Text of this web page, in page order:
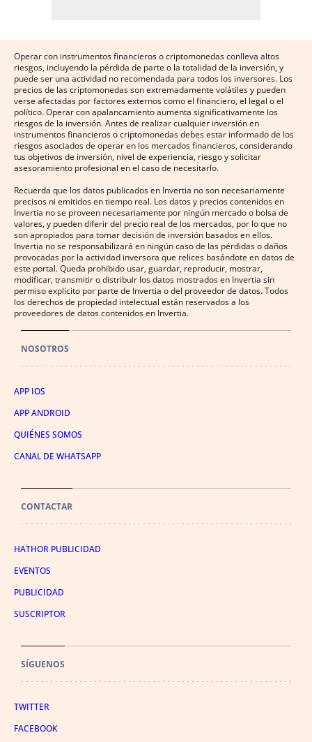
Operar con instrumentos financieros o criptomonedas conlleva altos
riesgos, incluyendo la pérdida de parte o la totalidad de la inversión, y
puede ser una actividad no recomendada para todos los inversores. Los
precios de las criptomonedas son extremadamente volátiles y pueden
verse afectadas por factores externos como el financiero, el legal o el
político. Operar con apalancamiento aumenta significativamente los
riesgos de la inversión. Antes de realizar cualquier inversión en
instrumentos financieros o criptomonedas debes estar informado de los
riesgos asociados de operar en los mercados financieros, considerando
tus objetivos de inversión, nivel de experiencia, riesgo y solicitar
asesoramiento profesional en el caso de necesitarlo.
Recuerda que los datos publicados en Invertia no son necesariamente
precisos ni emitidos en tiempo real. Los datos y precios contenidos en
Invertia no se proveen necesariamente por ningún mercado o bolsa de
valores, y pueden diferir del precio real de los mercados, por lo que no
son apropiados para tomar decisión de inversión basados en ellos.
Invertia no se responsabilizará en ningún caso de las pérdidas o daños
provocadas por la actividad inversora que relices basándote en datos de
este portal. Queda prohibido usar, guardar, reproducir, mostrar,
modificar, transmitir o distribuir los datos mostrados en Invertia sin
permiso explícito por parte de Invertia o del proveedor de datos. Todos
los derechos de propiedad intelectual están reservados a los
proveedores de datos contenidos en Invertia.
NOSOTROS
APP IOS
APP ANDROID
QUIÉNES SOMOS
CANAL DE WHATSAPP
CONTACTAR
HATHOR PUBLICIDAD
EVENTOS
PUBLICIDAD
SUSCRIPTOR
SÍGUENOS
TWITTER
FACEBOOK